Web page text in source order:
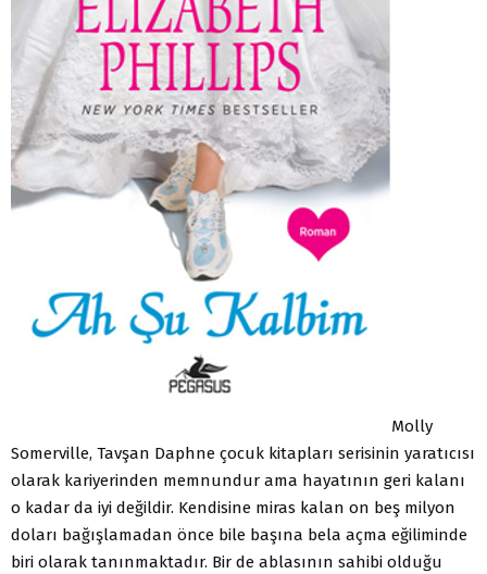
Molly
Somerville, Tavşan Daphne çocuk kitapları serisinin yaratıcısı
olarak kariyerinden memnundur ama hayatının geri kalanı
o kadar da iyi değildir. Kendisine miras kalan on beş milyon
doları bağışlamadan önce bile başına bela açma eğiliminde
biri olarak tanınmaktadır. Bir de ablasının sahibi olduğu